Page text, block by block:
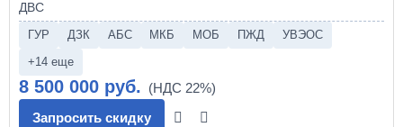
ГУР ДЗК АБС МКБ МОБ ПЖД
УВЭОС
+14 еще
8 500 000 руб.
Запросить скидку